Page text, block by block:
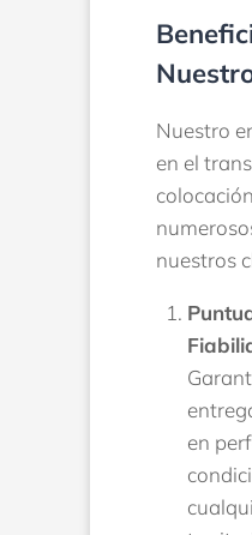
Nuestro
en el
nuestros
en